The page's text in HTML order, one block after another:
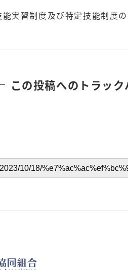
実習制度及び特定技能制度
この投稿へのトラック